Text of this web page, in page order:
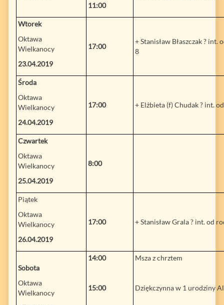
11:00
Wtorek
Oktawa
Wielkanocy
23.04.2019
17:00
+ Stanisław Błaszczak ?
8
Środa
Oktawa
Wielkanocy
24.04.2019
17:00 + Elżbieta (f) Chudak ? int.
Czwartek
Oktawa
Wielkanocy
25.04.2019
8:00
Piątek
Oktawa
Wielkanocy
26.04.2019
17:00 + Stanisław Grala ? int. od
Sobota
Oktawa
Wielkanocy
14:00
15:00
Msza z chrztem
Dziękczynna w 1 urodziny